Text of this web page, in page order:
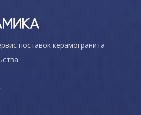
поставок керамогранита